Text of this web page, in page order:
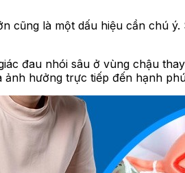
cũng là một dấu hiệu cần chú
đau nhói sâu ở vùng chậu
hưởng trực tiếp đến hạnh